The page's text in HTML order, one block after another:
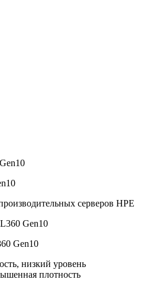
серверов HPE
Gen10
низкий уровень
плотность